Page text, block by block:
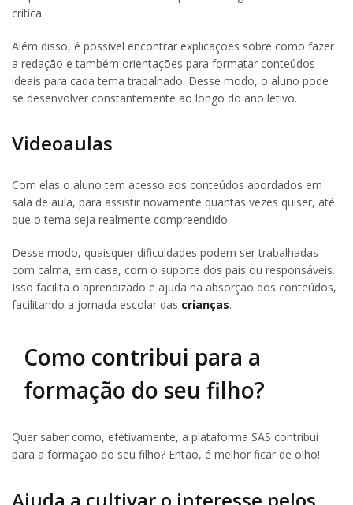
crítica.
Além disso, é possível encontrar explicações sobre como fazer
a redação e também orientações para formatar conteúdos
ideais para cada tema trabalhado. Desse modo, o aluno pode
se desenvolver constantemente ao longo do ano letivo.
Videoaulas
Com elas o aluno tem acesso aos conteúdos abordados em
sala de aula, para assistir novamente quantas vezes quiser, até
que o tema seja realmente compreendido.
Desse modo, quaisquer dificuldades podem ser trabalhadas
com calma, em casa, com o suporte dos pais ou responsáveis.
Isso facilita o aprendizado e ajuda na absorção dos conteúdos,
facilitando a jornada escolar das crianças.
Como contribui para a
formação do seu filho?
Quer saber como, efetivamente, a plataforma SAS contribui
para a formação do seu filho? Então, é melhor ficar de olho!
Ajuda a cultivar o interesse pelos